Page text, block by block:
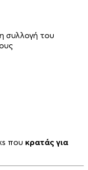
συλλογή του
που κρατάς για